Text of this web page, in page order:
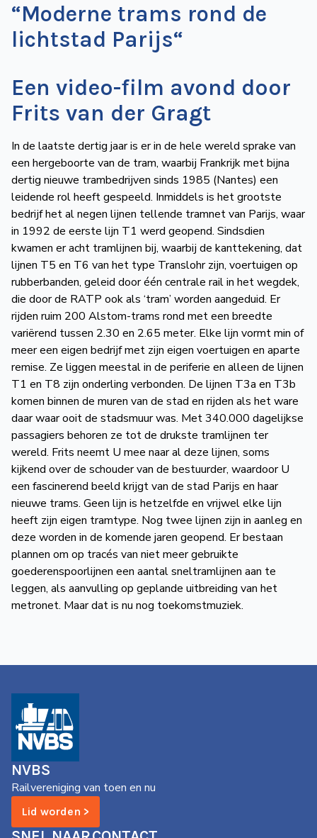
“Moderne trams rond de
lichtstad Parijs“
Een video-film avond door
Frits van der Gragt
In de laatste dertig jaar is er in de hele wereld sprake van
een hergeboorte van de tram, waarbij Frankrijk met bijna
dertig nieuwe trambedrijven sinds 1985 (Nantes) een
leidende rol heeft gespeeld. Inmiddels is het grootste
bedrijf het al negen lijnen tellende tramnet van Parijs, waar
in 1992 de eerste lijn T1 werd geopend. Sindsdien
kwamen er acht tramlijnen bij, waarbij de kanttekening, dat
lijnen T5 en T6 van het type Translohr zijn, voertuigen op
rubberbanden, geleid door één centrale rail in het wegdek,
die door de RATP ook als ‘tram’ worden aangeduid. Er
rijden ruim 200 Alstom-trams rond met een breedte
variërend tussen 2.30 en 2.65 meter. Elke lijn vormt min of
meer een eigen bedrijf met zijn eigen voertuigen en aparte
remise. Ze liggen meestal in de periferie en alleen de lijnen
T1 en T8 zijn onderling verbonden. De lijnen T3a en T3b
komen binnen de muren van de stad en rijden als het ware
daar waar ooit de stadsmuur was. Met 340.000 dagelijkse
passagiers behoren ze tot de drukste tramlijnen ter
wereld. Frits neemt U mee naar al deze lijnen, soms
kijkend over de schouder van de bestuurder, waardoor U
een fascinerend beeld krijgt van de stad Parijs en haar
nieuwe trams. Geen lijn is hetzelfde en vrijwel elke lijn
heeft zijn eigen tramtype. Nog twee lijnen zijn in aanleg en
deze worden in de komende jaren geopend. Er bestaan
plannen om op tracés van niet meer gebruikte
goederenspoorlijnen een aantal sneltramlijnen aan te
leggen, als aanvulling op geplande uitbreiding van het
metronet. Maar dat is nu nog toekomstmuziek.
NVBS
Railvereniging van toen en nu
Lid worden >